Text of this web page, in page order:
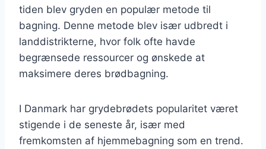
tiden blev gryden en populær metode til
bagning. Denne metode blev især udbredt i
landdistrikterne, hvor folk ofte havde
begrænsede ressourcer og ønskede at
maksimere deres brødbagning.
I Danmark har grydebrødets popularitet været
stigende i de seneste år, især med
fremkomsten af hjemmebagning som en trend.